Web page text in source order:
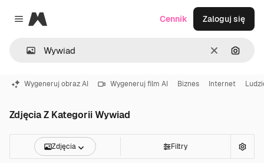
Close menu
Magnific
WyczyśćSzukaj
Cennik Zaloguj się
Wygeneruj obraz AI Wygeneruj film AI Biznes Internet
Zdjęcia Z Kategorii Wywiad
Zdjęcia Filtry